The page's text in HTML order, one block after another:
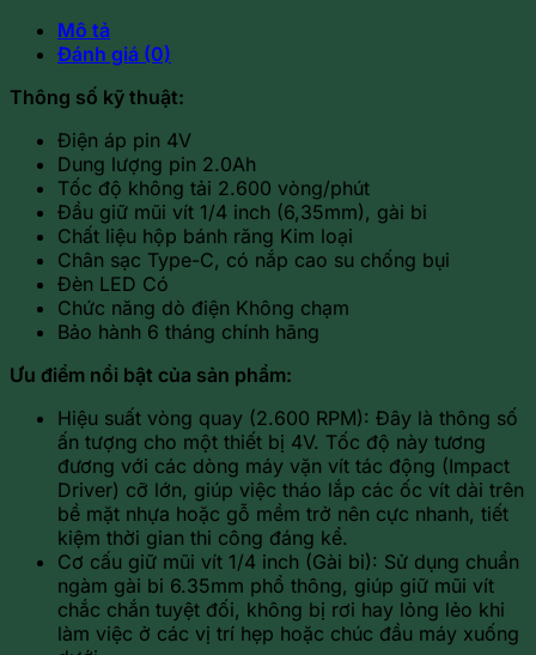
Mô tả
Đánh giá (0)
Thông số kỹ thuật:
Điện áp pin 4V
Dung lượng pin 2.0Ah
Tốc độ không tải 2.600 vòng/phút
Đầu giữ mũi vít 1/4 inch (6,35mm), gài bi
Chất liệu hộp bánh răng Kim loại
Chân sạc Type-C, có nắp cao su chống bụi
Đèn LED Có
Chức năng dò điện Không chạm
Bảo hành 6 tháng chính hãng
Ưu điểm nổi bật của sản phẩm:
Hiệu suất vòng quay (2.600 RPM): Đây là thông số
ấn tượng cho một thiết bị 4V. Tốc độ này tương
đương với các dòng máy vặn vít tác động (Impact
Driver) cỡ lớn, giúp việc tháo lắp các ốc vít dài trên
bề mặt nhựa hoặc gỗ mềm trở nên cực nhanh, tiết
kiệm thời gian thi công đáng kể.
Cơ cấu giữ mũi vít 1/4 inch (Gài bi): Sử dụng chuẩn
ngàm gài bi 6.35mm phổ thông, giúp giữ mũi vít
chắc chắn tuyệt đối, không bị rơi hay lỏng lẻo khi
làm việc ở các vị trí hẹp hoặc chúc đầu máy xuống